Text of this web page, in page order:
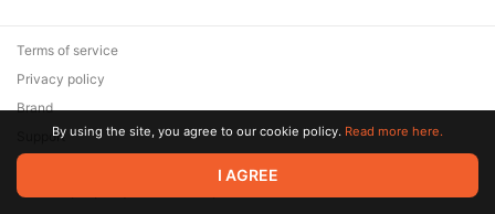
© 2026 Zaya Solutions Limited. All rights reserved. All trademarks
are the property of their respective owners.
Terms of service
Privacy policy
Brand
SupportBy using the site, you agree to our cookie policy. Read more here.
I AGREE